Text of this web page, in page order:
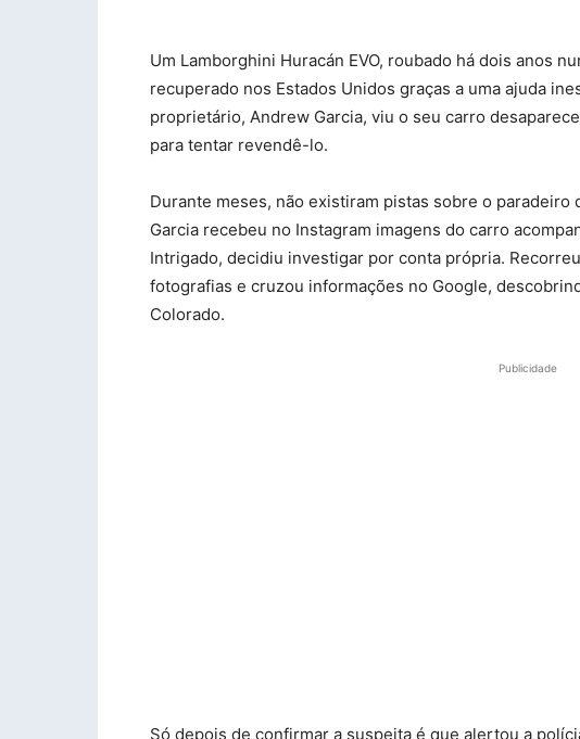
Um Lamborghini Huracán EVO, roubado há dois anos
recuperado nos Estados Unidos graças a uma ajuda
proprietário, Andrew Garcia, viu o seu carro
para tentar revendê-lo.
Durante meses, não existiram pistas sobre o
Garcia recebeu no Instagram imagens do carro
Intrigado, decidiu investigar por conta própria.
fotografias e cruzou informações no Google,
Colorado.
Publicidade
Só depois de confirmar a suspeita é que alertou a